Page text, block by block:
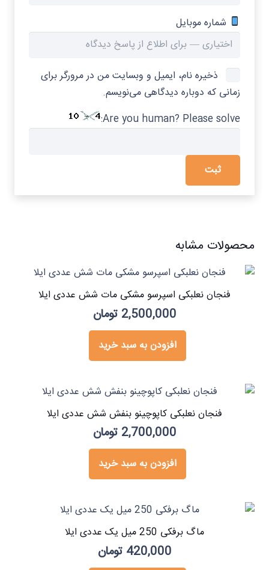
شماره موبایل
ذخیره نام، ایمیل و وبسایت من در مرورگر برای
زمانی که دوباره دیدگاهی می‌نویسم.
Are you human? Please solve:
محصولات مشابه
فنجان نعلبکی اسپرسو مشکی مات شش عددی ایلا
2,500,000 تومان
افزودن به سبد خرید
فنجان نعلبکی کاپوچینو بنفش شش عددی ایلا
2,700,000 تومان
افزودن به سبد خرید
ماگ برفکی 250 میل یک عددی ایلا
420,000 تومان